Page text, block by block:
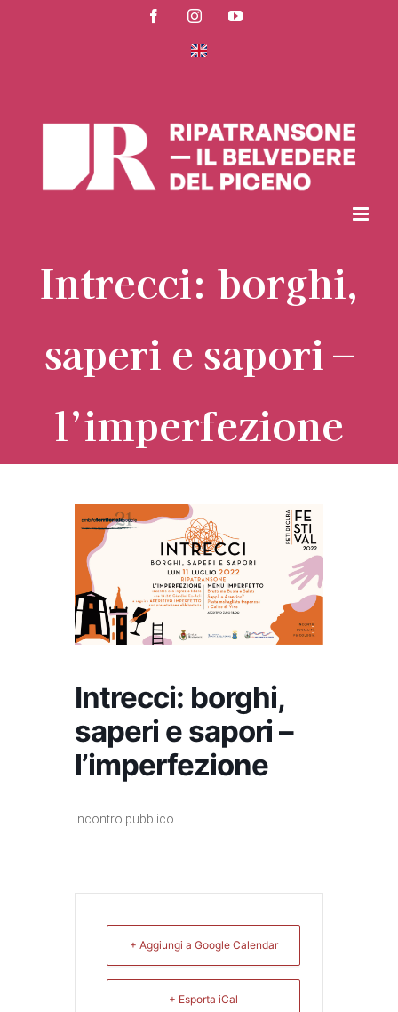
FacebookInstagramYouTube
Intrecci: borghi,
saperi e sapori –
l’imperfezione
Intrecci: borghi,
saperi e sapori –
l’imperfezione
Incontro pubblico
+ Aggiungi a Google Calendar
+ Esporta iCal